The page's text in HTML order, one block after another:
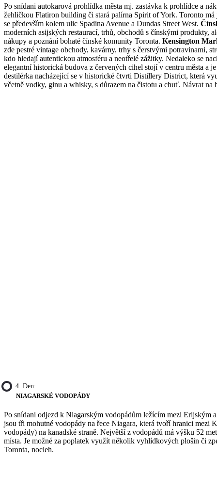
Po snídani autokarová prohlídka města mj. zastávka k prohlídce a
žehličkou Flatiron building či stará palírna Spirit of York. Toronto
se především kolem ulic Spadina Avenue a Dundas Street West.
moderních asijských restaurací, trhů, obchodů s čínskými produkty,
nákupy a poznání bohaté čínské komunity Toronta. Kensington
zde pestré vintage obchody, kavárny, trhy s čerstvými potravinami,
kdo hledají autentickou atmosféru a neotřelé zážitky. Nedaleko se
elegantní historická budova z červených cihel stojí v centru města a
destilérka nacházející se v historické čtvrti Distillery District, která
včetně vodky, ginu a whisky, s důrazem na čistotu a chuť. Návrat
4. Den:
NIAGARSKÉ VODOPÁDY
Po snídani odjezd k Niagarským vodopádům ležícím mezi Erijským
jsou tři mohutné vodopády na řece Niagara, která tvoří hranici mezi
vodopády) na kanadské straně. Největší z vodopádů má výšku 52
místa. Je možné za poplatek využít několik vyhlídkových plošin či
Toronta, nocleh.